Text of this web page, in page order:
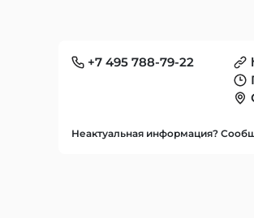
+7 495 788-79-22
Неактуальная информация?